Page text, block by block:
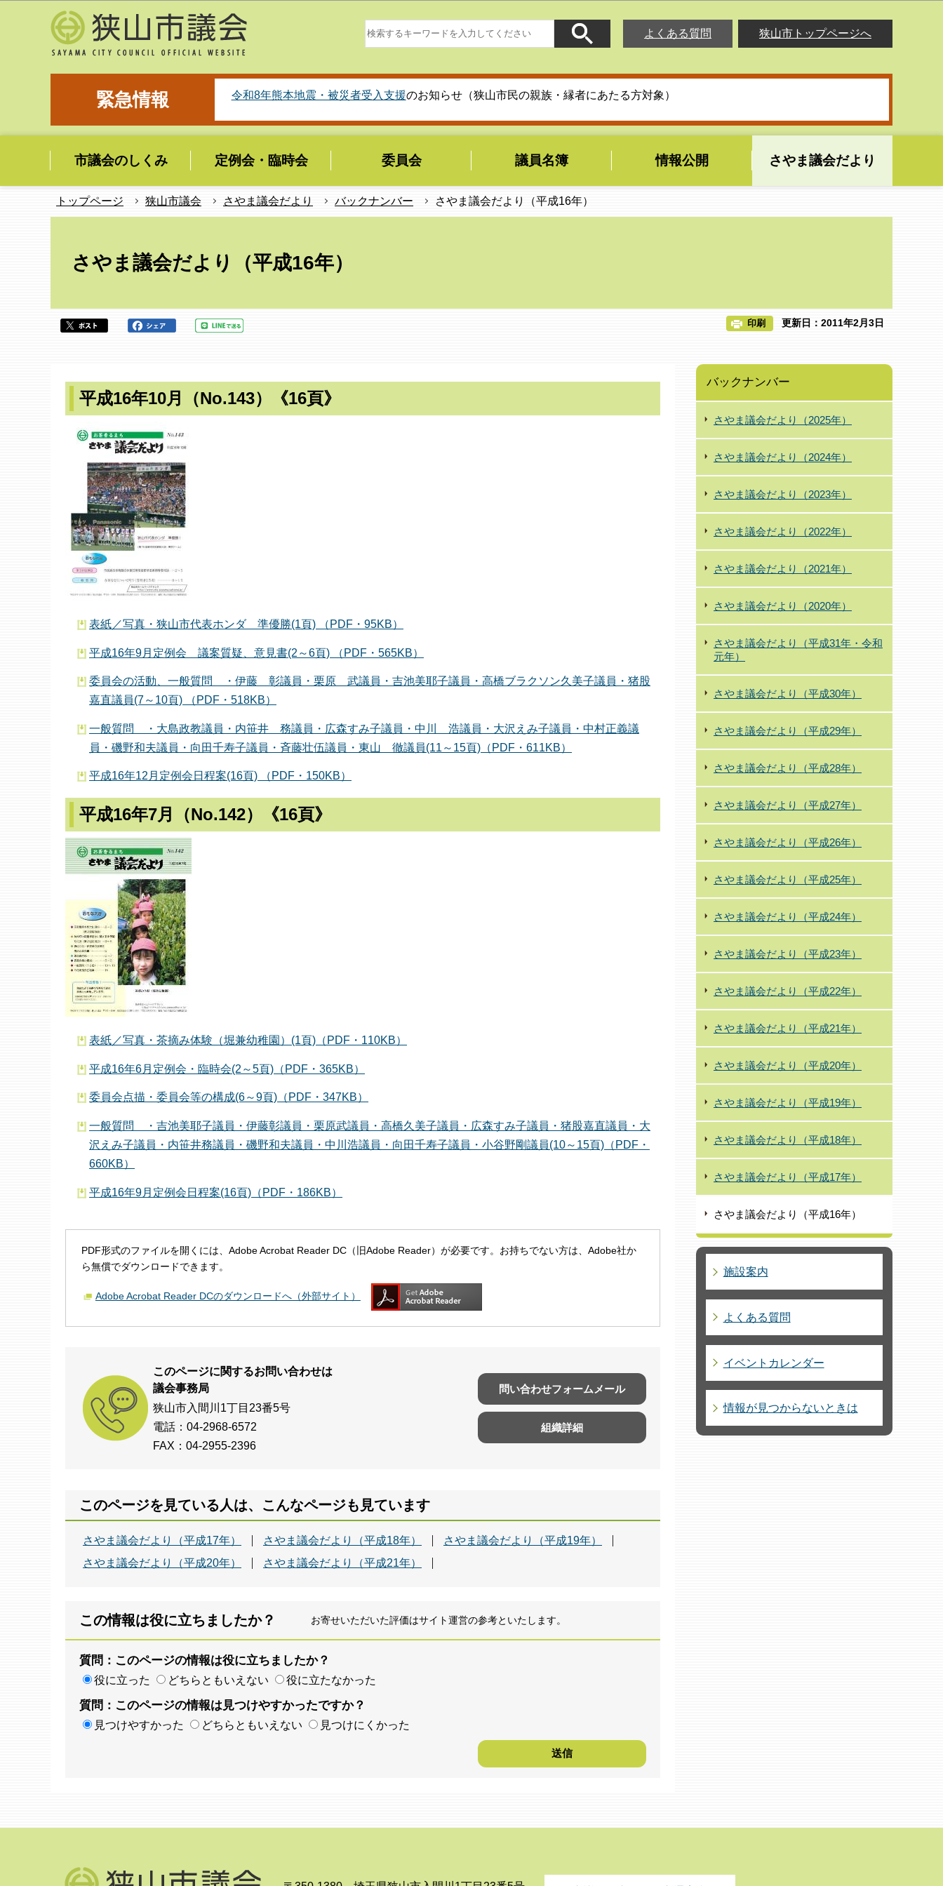
よくある質問
狭山市トップページへ
緊急情報 令和8年熊本地震・被災者受入支援のお知らせ（狭山市民の親族・縁者にあたる方対象）
市議会のしくみ 定例会・臨時会 委員会 議員名簿 情報公開 さやま議会だより
トップページ 狭山市議会 さやま議会だより バックナンバー さやま議会だより（平成16年）
さやま議会だより（平成16年）
印刷 更新日：2011年2月3日
平成16年10月（No.143）《16頁》
表紙／写真・狭山市代表ホンダ 準優勝(1頁) （PDF・95KB）
平成16年9月定例会 議案質疑、意見書(2～6頁) （PDF・565KB）
委員会の活動、一般質問 ・伊藤 彰議員・栗原 武議員・吉池美耶子議員・高橋ブラクソン久美子議員・猪股
嘉直議員(7～10頁) （PDF・518KB）
一般質問 ・大島政教議員・内笹井 務議員・広森すみ子議員・中川 浩議員・大沢えみ子議員・中村正義議
員・磯野和夫議員・向田千寿子議員・斉藤壮伍議員・東山 徹議員(11～15頁)（PDF・611KB）
平成16年12月定例会日程案(16頁) （PDF・150KB）
平成16年7月（No.142）《16頁》
表紙／写真・茶摘み体験（堀兼幼稚園）(1頁)（PDF・110KB）
平成16年6月定例会・臨時会(2～5頁)（PDF・365KB）
委員会点描・委員会等の構成(6～9頁)（PDF・347KB）
一般質問 ・吉池美耶子議員・伊藤彰議員・栗原武議員・高橋久美子議員・広森すみ子議員・猪股嘉直議員・大
沢えみ子議員・内笹井務議員・磯野和夫議員・中川浩議員・向田千寿子議員・小谷野剛議員(10～15頁)（PDF・
660KB）
平成16年9月定例会日程案(16頁)（PDF・186KB）
PDF形式のファイルを開くには、Adobe Acrobat Reader DC（旧Adobe Reader）が必要です。お持ちでない方は、Adobe社か
ら無償でダウンロードできます。
Adobe Acrobat Reader DCのダウンロードへ（外部サイト）
このページに関するお問い合わせは
議会事務局
狭山市入間川1丁目23番5号
電話：04-2968-6572
FAX：04-2955-2396
問い合わせフォームメール
組織詳細
このページを見ている人は、こんなページも見ています
さやま議会だより（平成17年） さやま議会だより（平成18年）
さやま議会だより（平成19年）
さやま議会だより（平成20年）
さやま議会だより（平成21年）
この情報は役に立ちましたか？ お寄せいただいた評価はサイト運営の参考といたします。
質問：このページの情報は役に立ちましたか？
役に立った どちらともいえない 役に立たなかった
質問：このページの情報は見つけやすかったですか？
見つけやすかった どちらともいえない 見つけにくかった
バックナンバー
さやま議会だより（2025年）
さやま議会だより（2024年）
さやま議会だより（2023年）
さやま議会だより（2022年）
さやま議会だより（2021年）
さやま議会だより（2020年）
さやま議会だより（平成31年・令和
元年）
さやま議会だより（平成30年）
さやま議会だより（平成29年）
さやま議会だより（平成28年）
さやま議会だより（平成27年）
さやま議会だより（平成26年）
さやま議会だより（平成25年）
さやま議会だより（平成24年）
さやま議会だより（平成23年）
さやま議会だより（平成22年）
さやま議会だより（平成21年）
さやま議会だより（平成20年）
さやま議会だより（平成19年）
さやま議会だより（平成18年）
さやま議会だより（平成17年）
さやま議会だより（平成16年）
施設案内
よくある質問
イベントカレンダー
情報が見つからないときは